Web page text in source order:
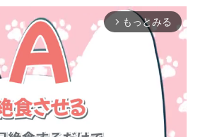
arrow_forward_ios もっとみる